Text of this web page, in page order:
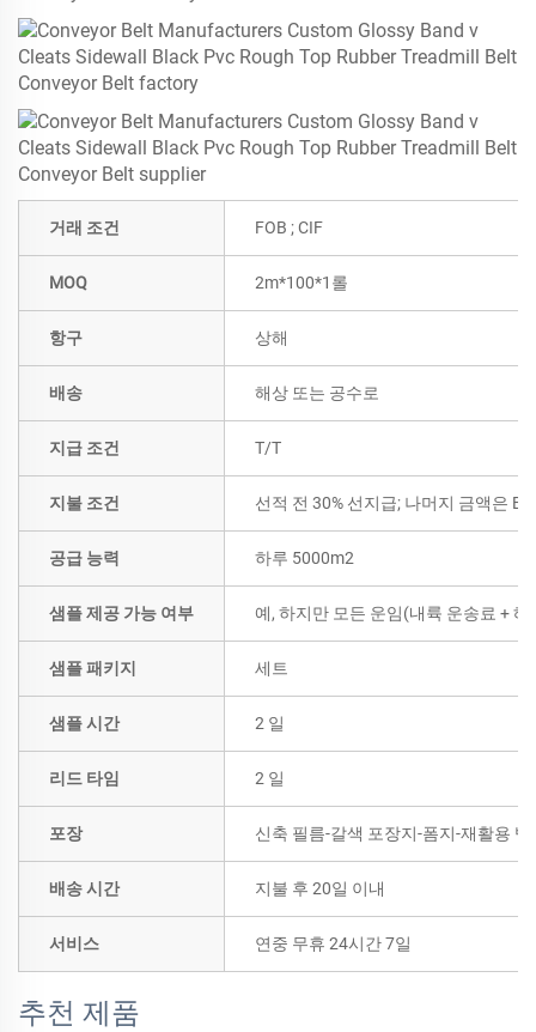
거래 조건 FOB ; CIF
MOQ 2m*100*1롤
항구 상해
배송 해상 또는 공수로
지급 조건 T/T
지불 조건 선적 전 30% 선지급; 나머지 금액은
공급 능력 하루 5000m2
샘플 제공 가능 여부 예, 하지만 모든 운임(내륙 운송료 +
샘플 패키지 세트
샘플 시간 2 일
리드 타임 2 일
포장 신축 필름-갈색 포장지-폼지-재활용 벨
배송 시간 지불 후 20일 이내
서비스 연중 무휴 24시간 7일
추천 제품